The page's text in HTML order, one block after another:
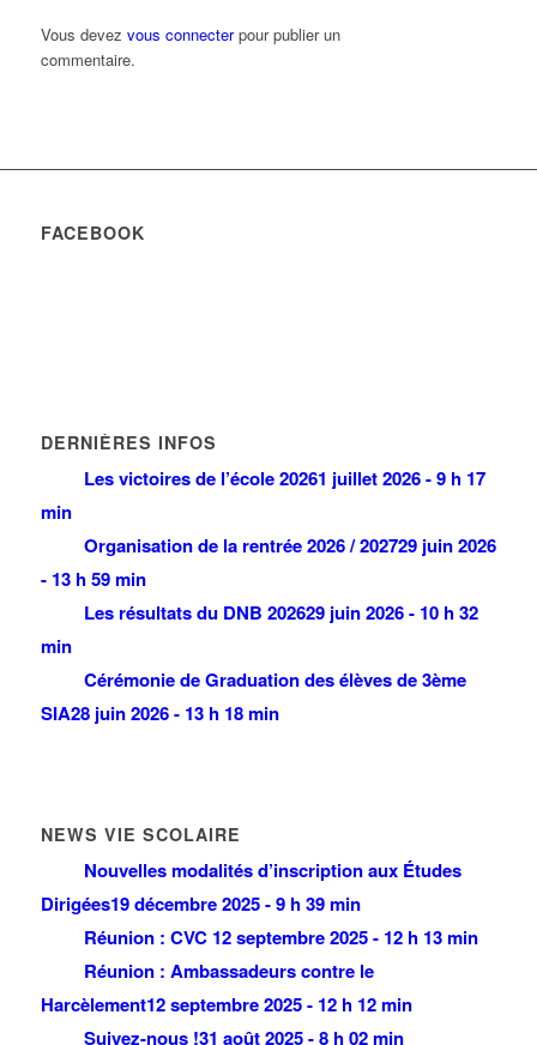
Vous devez vous connecterpour publier un
commentaire.
FACEBOOK
DERNIÈRES INFOS
Les victoires de l’école 20261 juillet 2026 - 9 h 17
min
Organisation de la rentrée 2026 / 202729 juin 2026
- 13 h 59 min
Les résultats du DNB 202629 juin 2026 - 10 h 32
min
Cérémonie de Graduation des élèves de 3ème
SIA28 juin 2026 - 13 h 18 min
NEWS VIE SCOLAIRE
Nouvelles modalités d’inscription aux Études
Dirigées19 décembre 2025 - 9 h 39 min
Réunion : CVC 12 septembre 2025 - 12 h 13 min
Réunion : Ambassadeurs contre le
Harcèlement12 septembre 2025 - 12 h 12 min
Suivez-nous !31 août 2025 - 8 h 02 min